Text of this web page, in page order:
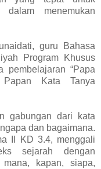
dalam menemukan
guru Bahasa
Program Khusus
pembelajaran “Papa
Kata Tanya
gabungan dari kata
dan bagaimana.
II KD 3.4, menggali
sejarah dengan
kapan, siapa,